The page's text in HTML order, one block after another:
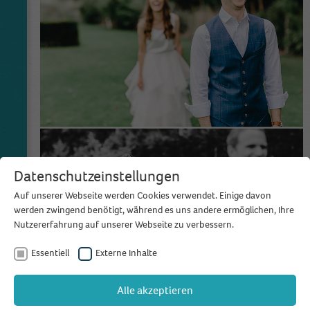
Datenschutzeinstellungen
Auf unserer Webseite werden Cookies verwendet. Einige davon
werden zwingend benötigt, während es uns andere ermöglichen, Ihre
Nutzererfahrung auf unserer Webseite zu verbessern.
Essentiell Externe Inhalte
Alle akzeptieren